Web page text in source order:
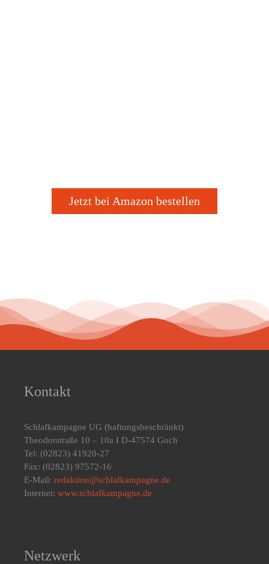
Jetzt bei Amazon bestellen
Kontakt
Schlafkampagne UG (haftungsbeschränkt)
Theodorstraße 10 – 10a I D-47574 Goch
Tel: (02823) 41920-27
Fax: (02823) 97572-16
E-Mail: redaktion@schlafkampagne.de
Internet: www.schlafkampagne.de
Netzwerk